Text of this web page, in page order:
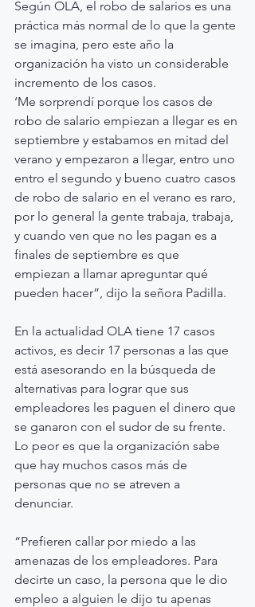
Según OLA, el robo de salarios es una
práctica más normal de lo que la gente
se imagina, pero este año la
organización ha visto un considerable
incremento de los casos.
‘Me sorprendí porque los casos de
robo de salario empiezan a llegar es en
septiembre y estabamos en mitad del
verano y empezaron a llegar, entro uno
entro el segundo y bueno cuatro casos
de robo de salario en el verano es raro,
por lo general la gente trabaja, trabaja,
y cuando ven que no les pagan es a
finales de septiembre es que
empiezan a llamar apreguntar qué
pueden hacer”, dijo la señora Padilla.
En la actualidad OLA tiene 17 casos
activos, es decir 17 personas a las que
está asesorando en la búsqueda de
alternativas para lograr que sus
empleadores les paguen el dinero que
se ganaron con el sudor de su frente.
Lo peor es que la organización sabe
que hay muchos casos más de
personas que no se atreven a
denunciar.
“Prefieren callar por miedo a las
amenazas de los empleadores. Para
decirte un caso, la persona que le dio
empleo a alguien le dijo tu apenas